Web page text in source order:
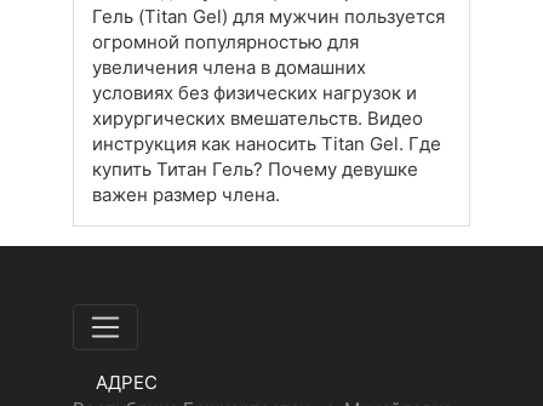
Гель (Titan Gel) для мужчин пользуется
огромной популярностью для
увеличения члена в домашних
условиях без физических нагрузок и
хирургических вмешательств. Видео
инструкция как наносить Titan Gel. Где
купить Титан Гель? Почему девушке
важен размер члена.
АДРЕС